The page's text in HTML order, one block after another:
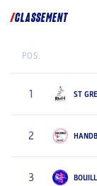
CLASSEMENT
POS.
1 ST
2
3